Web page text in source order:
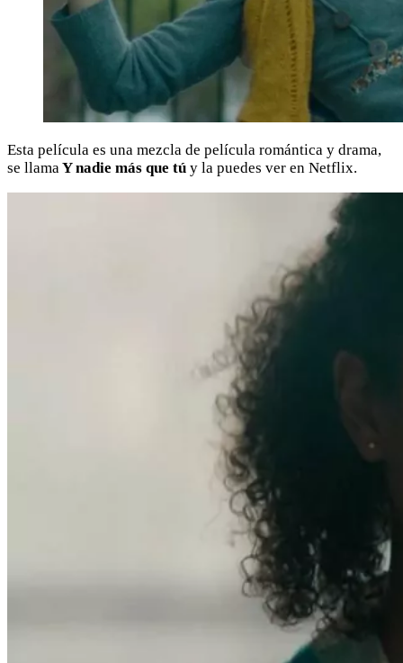
Esta película es una mezcla de película romántica y drama,
se llama Y nadie más que tú y la puedes ver en Netflix.